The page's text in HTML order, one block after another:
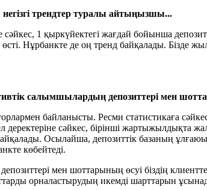
трендтер туралы айтыңызшы...
сәйкес, 1 қыркүйектегі жағдай бойынша
Нұрбанкте де оң тренд байқалады. Бізде
салымшылардың депозиттері мен
байланысты. Ресми статистикаға
сәйкес, бірінші жартыжылдықта
Осылайша, депозиттік базаның
көбейтеді.
мен шоттарының өсуі біздің
орналастырудың икемді шарттарын